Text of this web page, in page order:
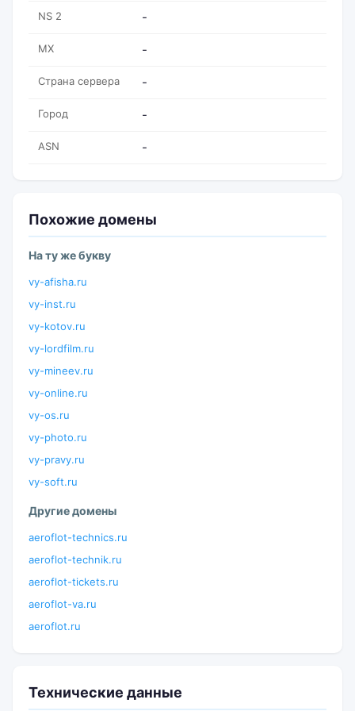
NS 2 -
MX -
Страна сервера -
Город -
ASN -
Похожие домены
На ту же букву
vy-afisha.ru
vy-inst.ru
vy-kotov.ru
vy-lordfilm.ru
vy-mineev.ru
vy-online.ru
vy-os.ru
vy-photo.ru
vy-pravy.ru
vy-soft.ru
Другие домены
aeroflot-technics.ru
aeroflot-technik.ru
aeroflot-tickets.ru
aeroflot-va.ru
aeroflot.ru
Технические данные